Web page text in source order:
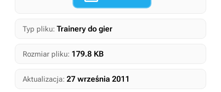
Typ pliku: Trainery do gier
Rozmiar pliku: 179.8 KB
Aktualizacja: 27 września 2011